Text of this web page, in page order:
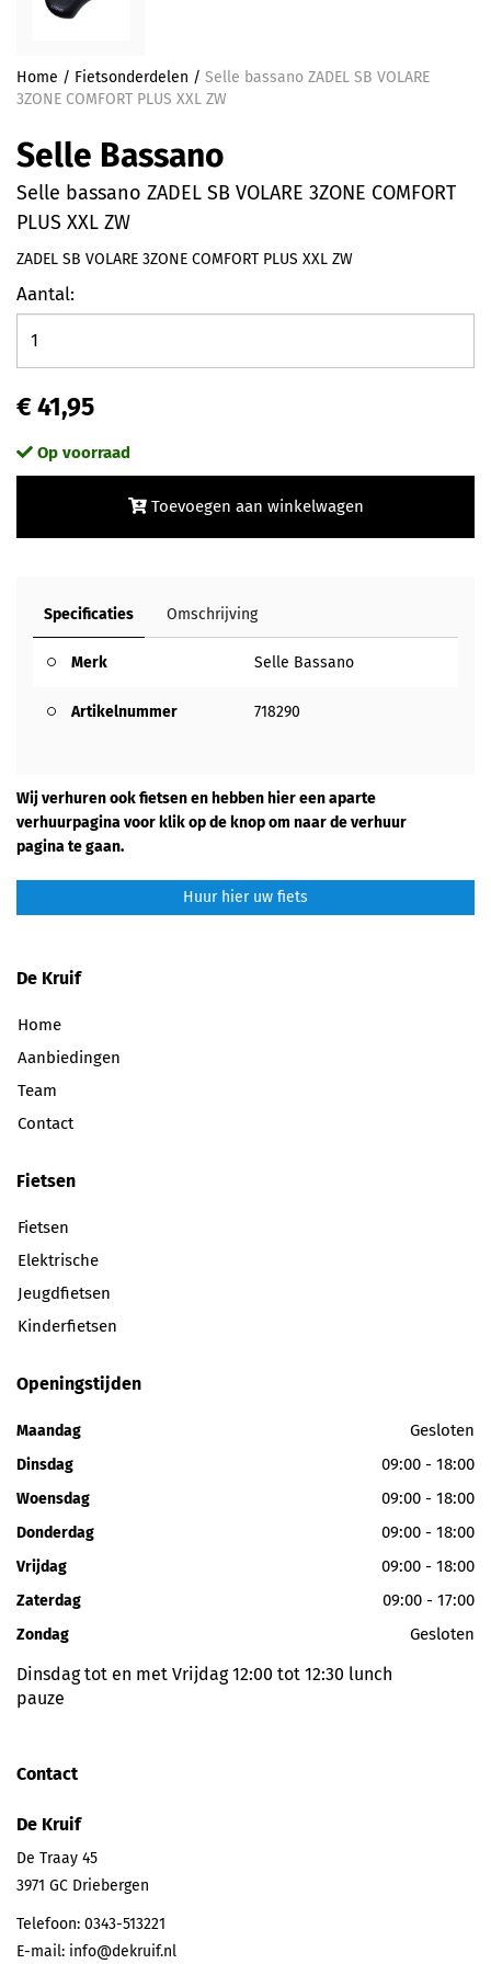
Home / Fietsonderdelen / Selle bassano ZADEL SB VOLARE
3ZONE COMFORT PLUS XXL ZW
Selle Bassano
Selle bassano ZADEL SB VOLARE 3ZONE COMFORT
PLUS XXL ZW
ZADEL SB VOLARE 3ZONE COMFORT PLUS XXL ZW
Aantal:
€ 41,95
Op voorraad
Toevoegen aan winkelwagen
Specificaties Omschrijving
Merk Selle Bassano
Artikelnummer 718290
Wij verhuren ook fietsen en hebben hier een aparte
verhuurpagina voor klik op de knop om naar de verhuur
pagina te gaan.
Huur hier uw fiets
De Kruif
Home
Aanbiedingen
Team
Contact
Fietsen
Fietsen
Elektrische
Jeugdfietsen
Kinderfietsen
Openingstijden
Maandag Gesloten
Dinsdag 09:00 - 18:00
Woensdag 09:00 - 18:00
Donderdag 09:00 - 18:00
Vrijdag 09:00 - 18:00
Zaterdag 09:00 - 17:00
Zondag Gesloten
Dinsdag tot en met Vrijdag 12:00 tot 12:30 lunch
pauze
Contact
De Kruif
De Traay 45
3971 GC Driebergen
Telefoon: 0343-513221
E-mail: info@dekruif.nl